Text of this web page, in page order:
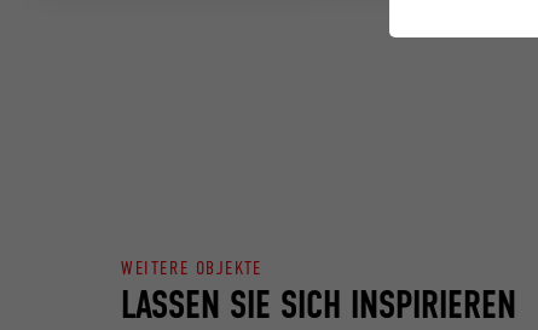
LASSEN SIE SICH INSPIRIEREN
WEITERE OBJEKTE